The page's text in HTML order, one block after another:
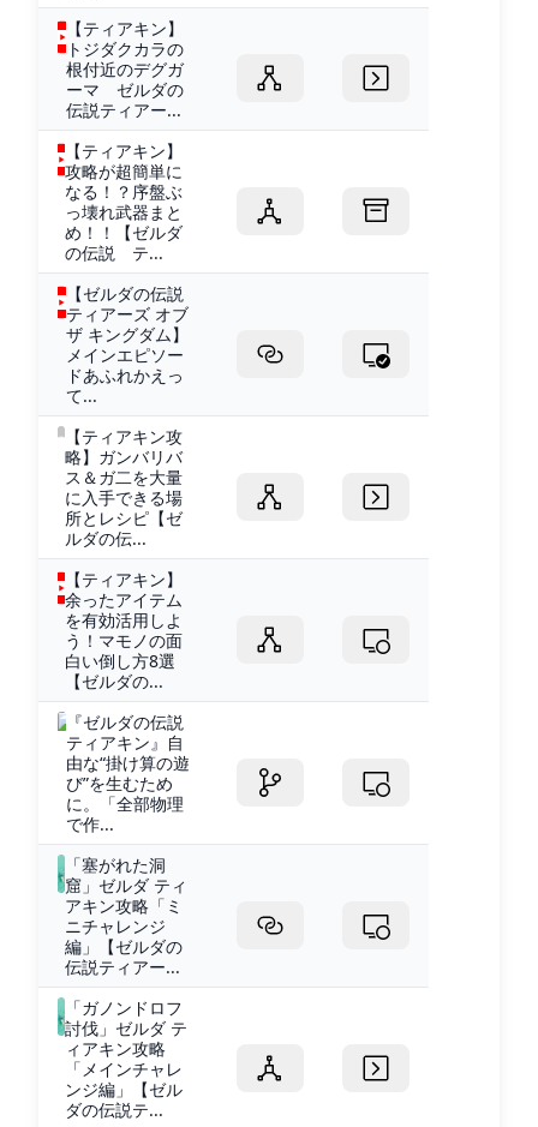
【ティアキン】
トジダクカラの
根付近のデグガ
ーマ ゼルダの
伝説ティアー...
【ティアキン】
攻略が超簡単に
なる！？序盤ぶ
っ壊れ武器まと
め！！【ゼルダ
の伝説 テ...
【ゼルダの伝説
ティアーズ オブ
ザ キングダム】
メインエピソー
ドあふれかえっ
て...
【ティアキン攻
略】ガンバリバ
ス＆ガ二を大量
に入手できる場
所とレシピ【ゼ
ルダの伝...
【ティアキン】
余ったアイテム
を有効活用しよ
う！マモノの面
白い倒し方8選
【ゼルダの...
『ゼルダの伝説
ティアキン』自
由な“掛け算の遊
び”を生むため
に。「全部物理
で作...
「塞がれた洞
窟」ゼルダ ティ
アキン攻略「ミ
ニチャレンジ
編」【ゼルダの
伝説ティアー...
「ガノンドロフ
討伐」ゼルダ テ
ィアキン攻略
「メインチャレ
ンジ編」【ゼル
ダの伝説テ...